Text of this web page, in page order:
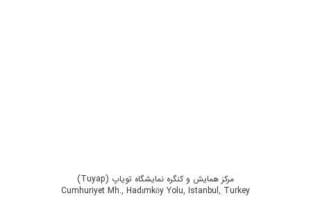
مرکز همایش و کنگره نمایشگاه تویاپ (Tuyap)
Cumhuriyet Mh., Hadımköy Yolu, Istanbul, Turkey